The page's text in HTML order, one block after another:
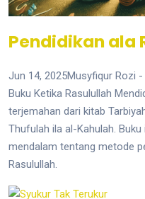
Pendidikan ala
Jun 14, 2025Musyfiqur Rozi -
Buku Ketika Rasulullah
terjemahan dari kitab
Thufulah ila al-Kahulah.
mendalam tentang metode
Rasulullah.